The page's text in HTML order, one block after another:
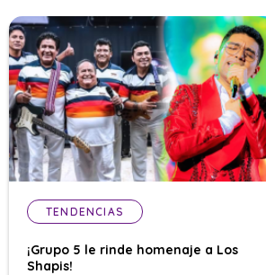
TENDENCIAS
¡Grupo 5 le rinde homenaje a Los
Shapis!